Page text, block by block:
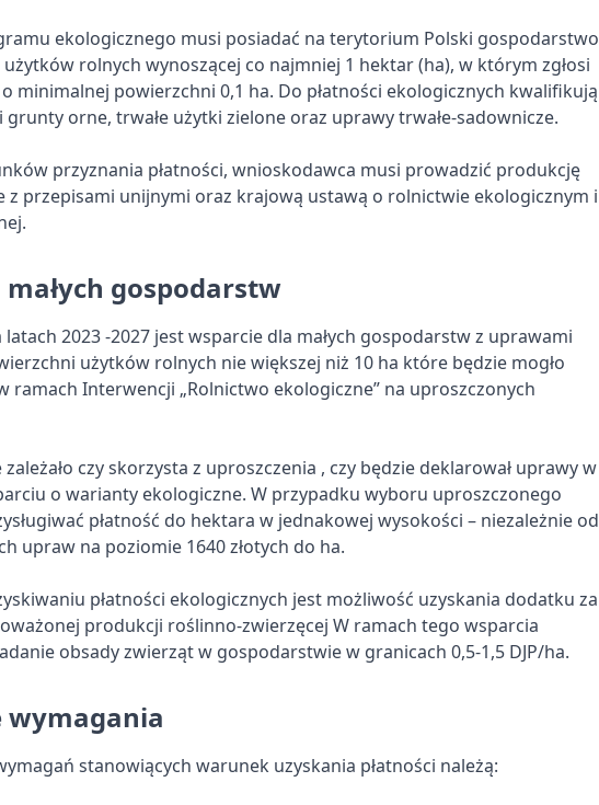
ekologicznego musi posiadać na terytorium Polski gospodarstwo
rolnych wynoszącej co najmniej 1 hektar (ha), w którym zgłosi
minimalnej powierzchni 0,1 ha. Do płatności ekologicznych kwalifikują
grunty orne, trwałe użytki zielone oraz uprawy trwałe-sadownicze.
przyznania płatności, wnioskodawca musi prowadzić produkcję
z przepisami unijnymi oraz krajową ustawą o rolnictwie ekologicznym i
gospodarstw
latach 2023 -2027 jest wsparcie dla małych gospodarstw z uprawami
użytków rolnych nie większej niż 10 ha które będzie mogło
ramach Interwencji „Rolnictwo ekologiczne” na uproszczonych
czy skorzysta z uproszczenia , czy będzie deklarował uprawy w
o warianty ekologiczne. W przypadku wyboru uproszczonego
płatność do hektara w jednakowej wysokości – niezależnie od
upraw na poziomie 1640 złotych do ha.
płatności ekologicznych jest możliwość uzyskania dodatku za
produkcji roślinno-zwierzęcej W ramach tego wsparcia
obsady zwierząt w gospodarstwie w granicach 0,5-1,5 DJP/ha.
wymagania
stanowiących warunek uzyskania płatności należą: